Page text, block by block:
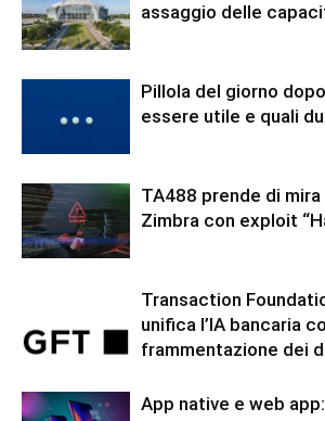
assaggio delle
Pillola del giorno
essere utile e quali
TA488 prende di
Zimbra con exploit
Transaction
unifica l’IA bancaria
frammentazione dei
App native e web